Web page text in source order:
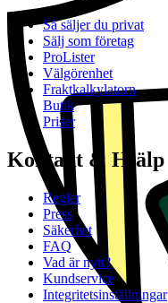
Så säljer du privat
Sälj som företag
ProLister
Välgörenhet
Fraktkalkylatorn
Butik
Priser
Kontakt & Hjälp
Regler
Press
Säkerhet
FAQ
Vad är nytt?
Kundservice
Integritetsinställningar